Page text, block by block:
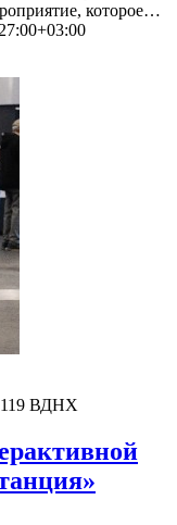
которое…
ВДНХ